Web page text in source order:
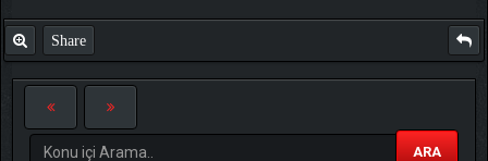
Share
ARA